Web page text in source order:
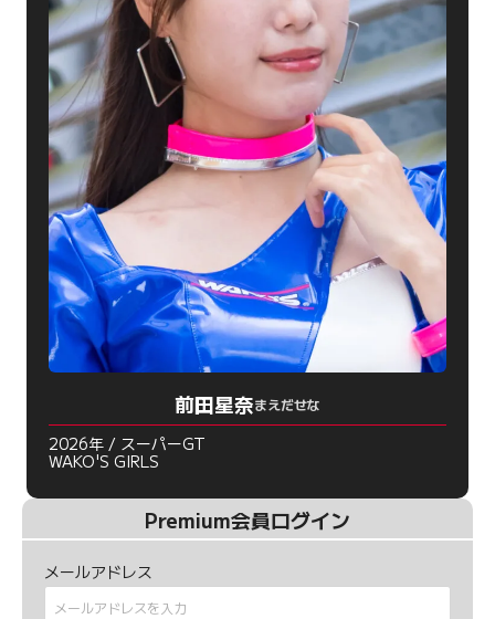
前田星奈まえだせな
2026年 / スーパーGT
WAKO'S GIRLS
Premium会員ログイン
メールアドレス